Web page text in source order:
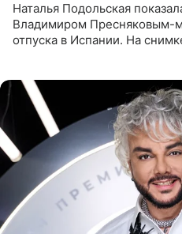
Наталья Подольская
Владимиром Пресняковым-
отпуска в Испании. На